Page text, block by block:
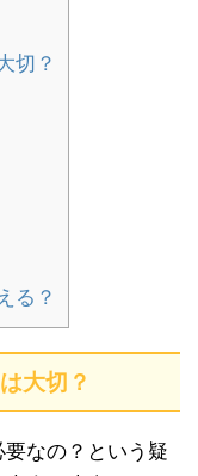
切？
る？
大切？
なの？という疑